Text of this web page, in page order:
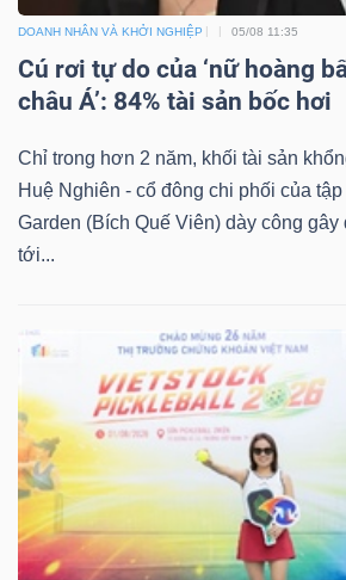
DOANH NHÂN VÀ KHỞI NGHIỆP 05/08 11:35
Cú rơi tự do của ‘nữ hoàng
châu Á’: 84% tài sản bốc hơi
Chỉ trong hơn 2 năm, khối tài sản
Huệ Nghiên - cổ đông chi phối của
Garden (Bích Quế Viên) dày công
tới...